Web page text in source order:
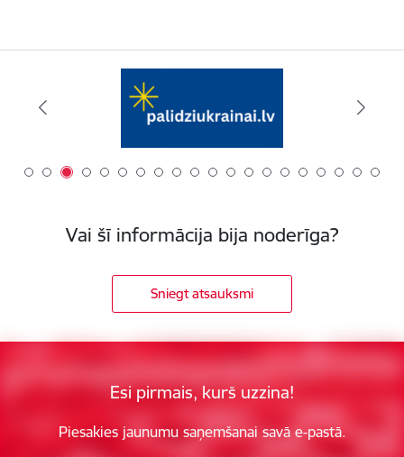
Vai šī informācija bija noderīga?
Sniegt atsauksmi
Esi pirmais, kurš uzzina!
Piesakies jaunumu saņemšanai savā e-pastā.